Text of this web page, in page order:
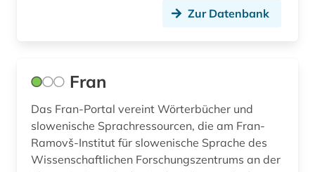
Zur Datenbank
Fran
Das Fran-Portal vereint Wörterbücher und
slowenische Sprachressourcen, die am Fran-
Ramovš-Institut für slowenische Sprache des
Wissenschaftlichen Forschungszentrums an der